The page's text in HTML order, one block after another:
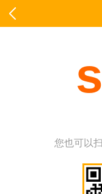
您也可以